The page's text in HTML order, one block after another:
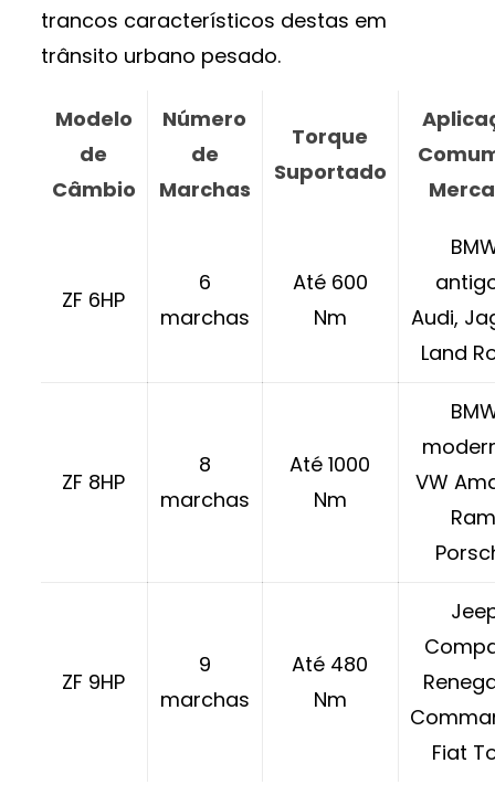
trancos característicos destas em
trânsito urbano pesado.
Modelo
de
Câmbio
Número
de
Marchas
Torque
Suportado
ZF 6HP
6
marchas
Até 600
Nm
Audi,
Land
ZF 8HP
8
marchas
Até 1000
Nm
VW
ZF 9HP
9
marchas
Até 480
Nm
Fiat